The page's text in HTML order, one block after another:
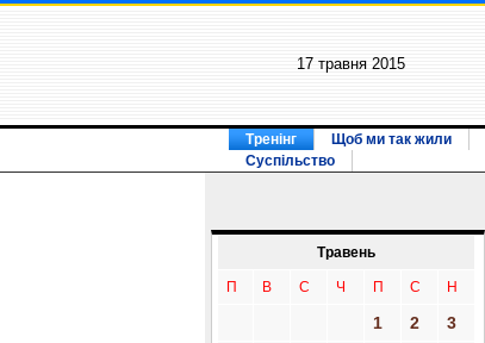
17 травня 2015
Тренінг Щоб ми так жили
Суспільство
Травень
П В С Ч П С Н
1 2
3